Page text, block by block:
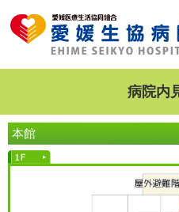
病院内
本館